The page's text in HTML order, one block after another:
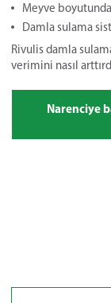
Meyve
Damla sulama
Rivulis damla
verimini nasıl
Narenciye